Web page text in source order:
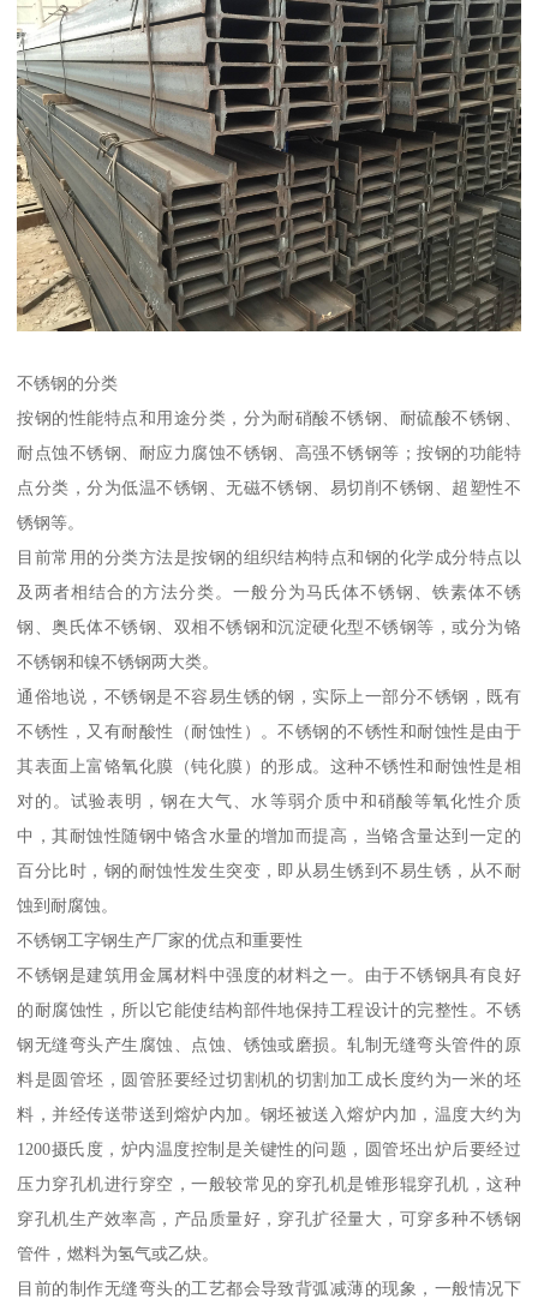
不锈钢的分类
按钢的性能特点和用途分类，分为耐硝酸不锈钢、耐硫酸不锈钢、
耐点蚀不锈钢、耐应力腐蚀不锈钢、高强不锈钢等；按钢的功能特
点分类，分为低温不锈钢、无磁不锈钢、易切削不锈钢、超塑性不
锈钢等。
目前常用的分类方法是按钢的组织结构特点和钢的化学成分特点以
及两者相结合的方法分类。一般分为马氏体不锈钢、铁素体不锈
钢、奥氏体不锈钢、双相不锈钢和沉淀硬化型不锈钢等，或分为铬
不锈钢和镍不锈钢两大类。
通俗地说，不锈钢是不容易生锈的钢，实际上一部分不锈钢，既有
不锈性，又有耐酸性（耐蚀性）。不锈钢的不锈性和耐蚀性是由于
其表面上富铬氧化膜（钝化膜）的形成。这种不锈性和耐蚀性是相
对的。试验表明，钢在大气、水等弱介质中和硝酸等氧化性介质
中，其耐蚀性随钢中铬含水量的增加而提高，当铬含量达到一定的
百分比时，钢的耐蚀性发生突变，即从易生锈到不易生锈，从不耐
蚀到耐腐蚀。
不锈钢工字钢生产厂家的优点和重要性
不锈钢是建筑用金属材料中强度的材料之一。由于不锈钢具有良好
的耐腐蚀性，所以它能使结构部件地保持工程设计的完整性。不锈
钢无缝弯头产生腐蚀、点蚀、锈蚀或磨损。轧制无缝弯头管件的原
料是圆管坯，圆管胚要经过切割机的切割加工成长度约为一米的坯
料，并经传送带送到熔炉内加。钢坯被送入熔炉内加，温度大约为
1200摄氏度，炉内温度控制是关键性的问题，圆管坯出炉后要经过
压力穿孔机进行穿空，一般较常见的穿孔机是锥形辊穿孔机，这种
穿孔机生产效率高，产品质量好，穿孔扩径量大，可穿多种不锈钢
管件，燃料为氢气或乙炔。
目前的制作无缝弯头的工艺都会导致背弧减薄的现象，一般情况下